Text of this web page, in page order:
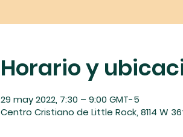
Horario y
29 may 2022, 7:30 – 9:00 GMT-5
Centro Cristiano de Little Rock, 8114 W